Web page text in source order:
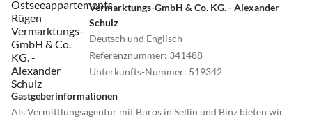
Vermarktungs-GmbH & Co. KG. - Alexander
Schulz
Deutsch und Englisch
Referenznummer: 341488
Unterkunfts-Nummer: 519342
Gastgeberinformationen
Als Vermittlungsagentur mit Büros in Sellin und Binz bieten wir